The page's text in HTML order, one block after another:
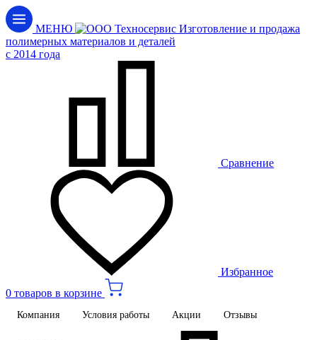
МЕНЮ
Изготовление и продажа
полимерных материалов и деталей
c 2014 года
Сравнение
Избранное
0 товаров в корзине
Компания Условия работы Акции Отзывы